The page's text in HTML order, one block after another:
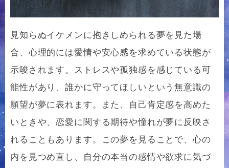
見知らぬイケメンに抱きしめられる夢を見た場
合、心理的には愛情や安心感を求めている状態が
示唆されます。ストレスや孤独感を感じている可
能性があり、誰かに守ってほしいという無意識の
願望が夢に表れます。また、自己肯定感を高めた
いときや、恋愛に関する期待や憧れが夢に反映さ
れることもあります。この夢を見ることで、心の
内を見つめ直し、自分の本当の感情や欲求に気づ